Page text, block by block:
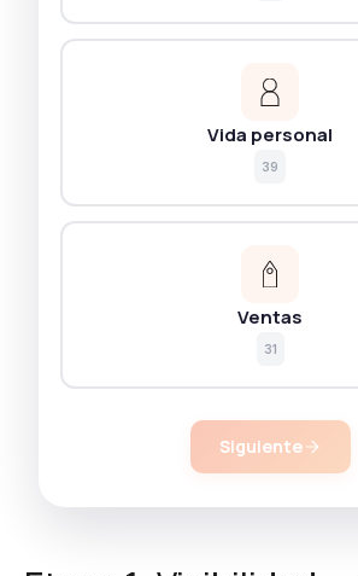
Vida personal
39
Ventas
31
Siguiente